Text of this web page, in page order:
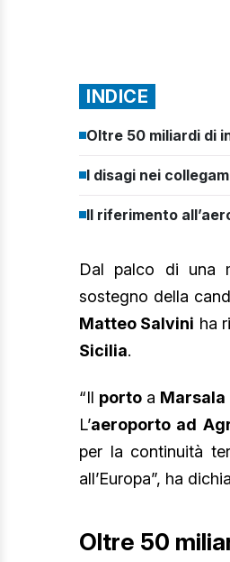
INDICE
Oltre 50 miliardi di
I disagi nei
Il riferimento
Dal palco di una
sostegno della
Matteo Salvini ha
Sicilia.
“Il porto a Marsala
L’aeroporto ad
per la continuità
all’Europa”, ha
Oltre 50